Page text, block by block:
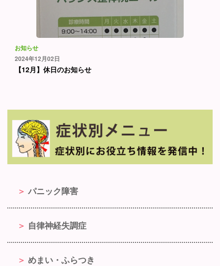
お知らせ
2024年12月02日
【12月】休日のお知らせ
パニック障害
自律神経失調症
めまい・ふらつき